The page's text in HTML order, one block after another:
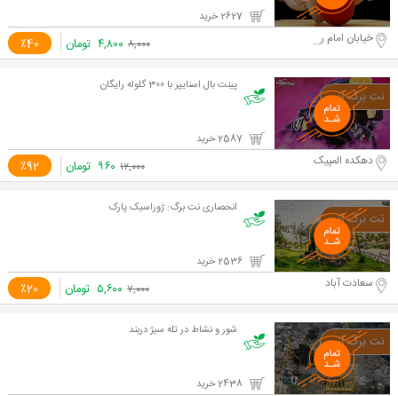
٪40 خیابان امام رضا ۸,۰۰۰ ۴,۸۰۰ تومان
پینت بال اسنایپر با 300 گلوله رایگان
٪92 دهکده المپیک ۱۲,۰۰۰ ۹۶۰ تومان
انحصاری نت برگ: ژوراسیک پارک
٪20 سعادت آباد ۷,۰۰۰ ۵,۶۰۰ تومان
شور و نشاط در تله سیژ دربند